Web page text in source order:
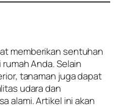
memberikan sentuhan
Anda. Selain
tanaman juga dapat
udara dan
alami. Artikel ini akan